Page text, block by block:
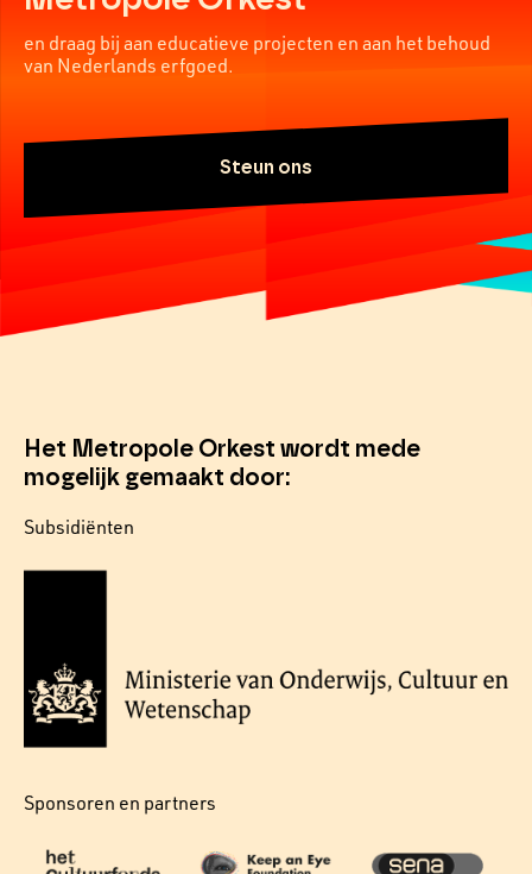
en draag bij aan educatieve projecten en aan het behoud
van Nederlands erfgoed.
Steun ons
Het Metropole Orkest wordt mede
mogelijk gemaakt door:
Subsidiënten
Sponsoren en partners